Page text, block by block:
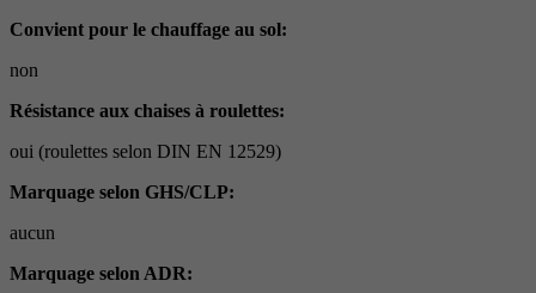
Convient pour le chauffage au sol:
non
Résistance aux chaises à roulettes:
oui (roulettes selon DIN EN 12529)
Marquage selon GHS/CLP:
aucun
Marquage selon ADR: